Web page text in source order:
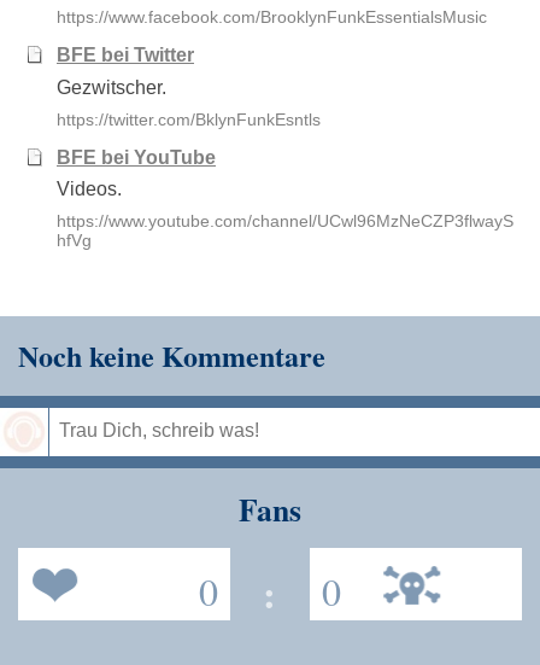
https://www.facebook.com/BrooklynFunkEssentialsMusic
BFE bei Twitter
Gezwitscher.
https://twitter.com/BklynFunkEsntls
BFE bei YouTube
Videos.
https://www.youtube.com/channel/UCwl96MzNeCZP3flwayS
hfVg
Noch keine Kommentare
Fans
0 : 0